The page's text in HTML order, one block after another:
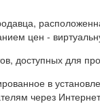
цен -
доступных для
в
через